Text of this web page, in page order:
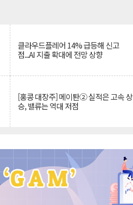
클라우드플레어 14% 급등해 신고
점...AI 지출 확대에 전망 상향
[홍콩 대장주] 메이퇀② 실적은 고속 상
승, 밸류는 역대 저점